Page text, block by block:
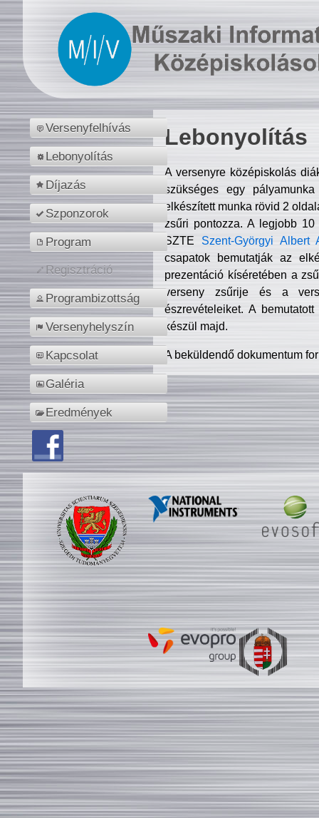
Versenyfelhívás
Lebonyolítás
Díjazás
Szponzorok
Program
Regisztráció
Programbizottság
Versenyhelyszín
Kapcsolat
Galéria
Eredmények
Lebonyolítás
A versenyre középiskolás
szükséges egy
elkészített munka rövid 2
zsűri pontozza. A legjobb
SZTE Szent-Györgyi Albert
csapatok bemutatják az
prezentáció kíséretében a
verseny zsűrije és a
észrevételeiket. A
készül majd.
A beküldendő dokumentum